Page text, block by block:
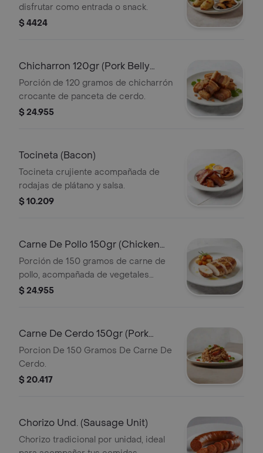
disfrutar como entrada o snack.
$ 4424
Chicharron 120gr (Pork Belly
120gr)
Porción de 120 gramos de chicharrón
crocante de panceta de cerdo.
$ 24.955
Tocineta (Bacon)
Tocineta crujiente acompañada de
rodajas de plátano y salsa.
$ 10.209
Carne De Pollo 150gr (Chicken
150gr)
Porción de 150 gramos de carne de
pollo, acompañada de vegetales
asados.
$ 24.955
Carne De Cerdo 150gr (Pork
150gr)
Porcion De 150 Gramos De Carne De
Cerdo.
$ 20.417
Chorizo Und. (Sausage Unit)
Chorizo tradicional por unidad, ideal